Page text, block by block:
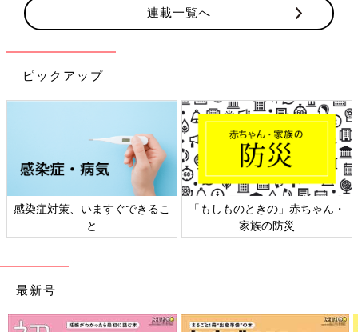
連載一覧へ
ピックアップ
ぐできるこ
「もしものときの」赤ちゃん・
日本外来小児科学
最新号